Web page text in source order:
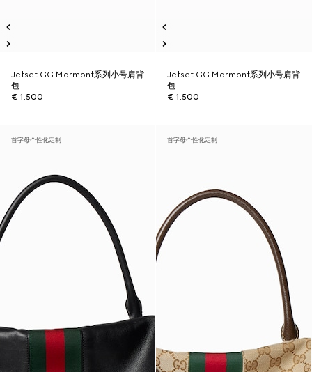
Jetset GG Marmont系列小号肩背
包
€ 1.500
Jetset GG Marmont系列小号肩背
包
€ 1.500
首字母个性化定制 首字母个性化定制